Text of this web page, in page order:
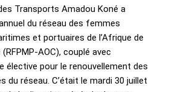
Transports Amadou Koné a
du réseau des femmes
et portuaires de l’Afrique de
AOC), couplé avec
élective pour le renouvellement des
du réseau. C’était le mardi 30 juillet